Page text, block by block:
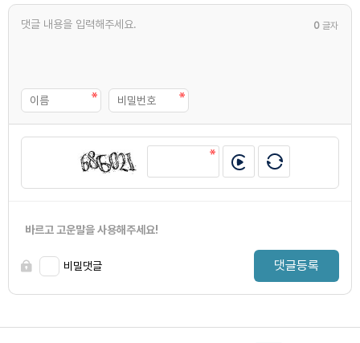
0 글자
바르고 고운말을 사용해주세요!
비밀댓글 댓글등록